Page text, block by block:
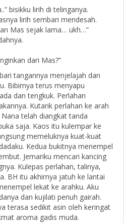
bisikku lirih di telinganya.
lirih sembari mendesah.
Mas sejak lama… ukh…”
dari Mas?”
tangannya menjelajah dan
Bibirnya terus menyapu
dan tengkuk. Perlahan
Kutarik perlahan ke arah
telah diangkat tanda
saja. Kaos itu kulempar ke
memeluknya kuat-kuat
Kedua bukitnya menempel
Jemariku mencari kancing
Kulepas perlahan, talinya,
BH itu akhirnya jatuh ke lantai
lekat ke arahku. Aku
dan kujilati penuh gairah.
terasa sedikit asin oleh keringat
aroma gadis muda.